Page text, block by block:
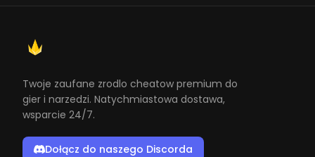
Twoje zaufane zrodlo cheatow premium do
gier i narzedzi. Natychmiastowa dostawa,
wsparcie 24/7.
Dołącz do naszego Discorda